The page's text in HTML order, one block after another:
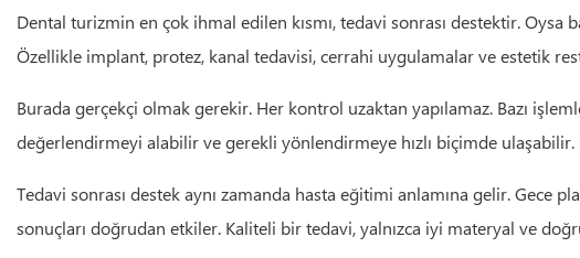
Dental turizmin en çok ihmal edilen kısmı, tedavi sonrası destektir. Oysa
Özellikle implant, protez, kanal tedavisi, cerrahi uygulamalar ve estetik
Burada gerçekçi olmak gerekir. Her kontrol uzaktan yapılamaz. Bazı
değerlendirmeyi alabilir ve gerekli yönlendirmeye hızlı biçimde ulaşabilir.
Tedavi sonrası destek aynı zamanda hasta eğitimi anlamına gelir. Gece
sonuçları doğrudan etkiler. Kaliteli bir tedavi, yalnızca iyi materyal ve